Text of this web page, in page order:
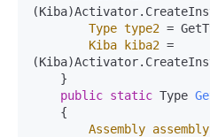
Type type2 =
Kiba
kiba2 =
public static Type
Assembly assembly